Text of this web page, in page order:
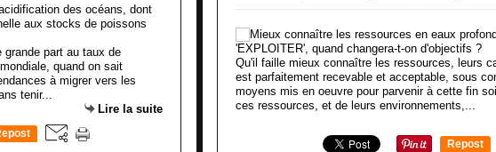
grande part au taux de
quand on sait
à migrer vers les
tenir...
Lire la suite
Qu'il faille mieux connaître les ressources, leurs
est parfaitement recevable et acceptable, sous
moyens mis en oeuvre pour parvenir à cette fin
ces ressources, et de leurs environnements,...
Repost